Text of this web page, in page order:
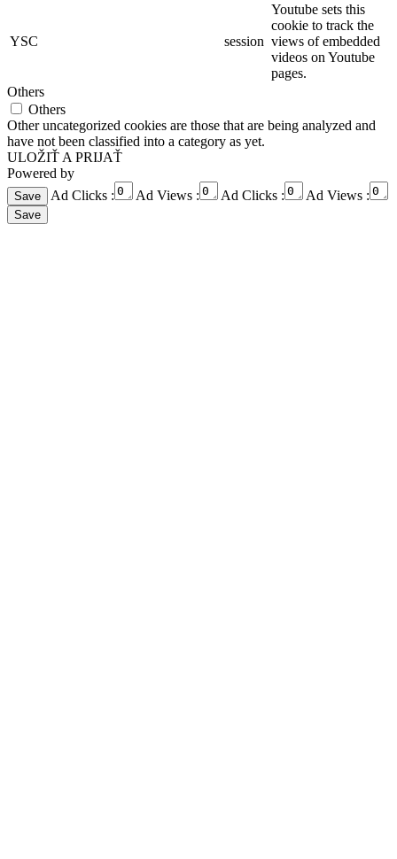
YSC session
Youtube sets this
cookie to track the
views of embedded
videos on Youtube
pages.
Others
Others
Other uncategorized cookies are those that are being analyzed and
have not been classified into a category as yet.
ULOŽIŤ A PRIJAŤ
Powered by
Ad Clicks :
Ad Views : Ad Clicks : Ad Views :